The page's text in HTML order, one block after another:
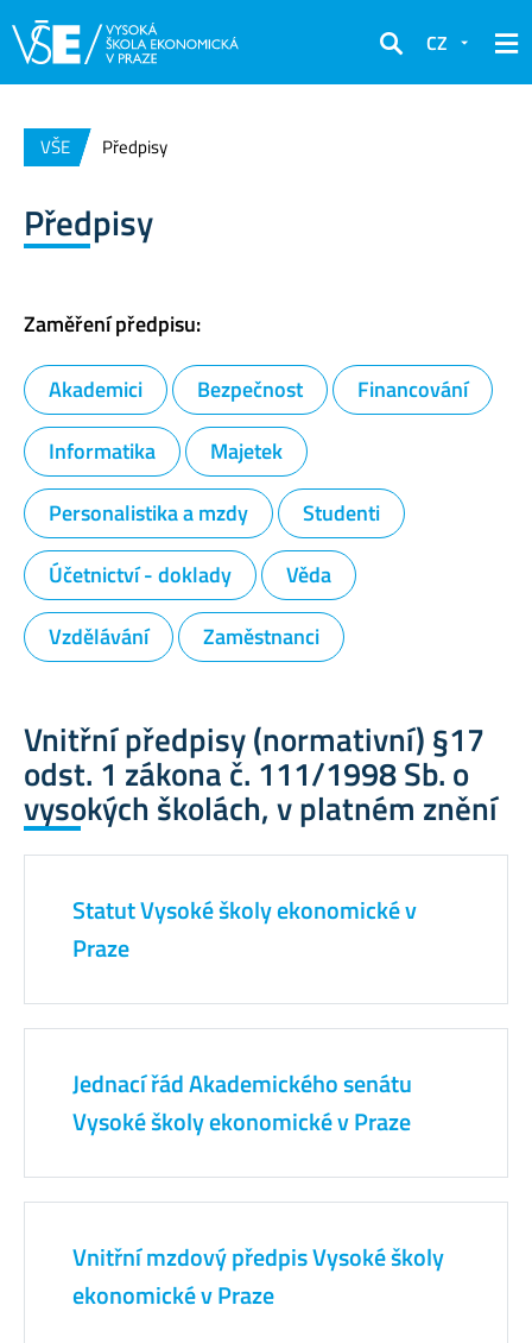
Hledat
CZ
VŠE Předpisy
Předpisy
Zaměření předpisu:
Akademici Bezpečnost
Financování
Informatika
Majetek
Personalistika a mzdy
Studenti
Účetnictví - doklady
Věda
Vzdělávání
Zaměstnanci
Vnitřní předpisy (normativní) §17
odst. 1 zákona č. 111/1998 Sb. o
vysokých školách, v platném znění
Statut Vysoké školy ekonomické v
Praze
Jednací řád Akademického senátu
Vysoké školy ekonomické v Praze
Vnitřní mzdový předpis Vysoké školy
ekonomické v Praze